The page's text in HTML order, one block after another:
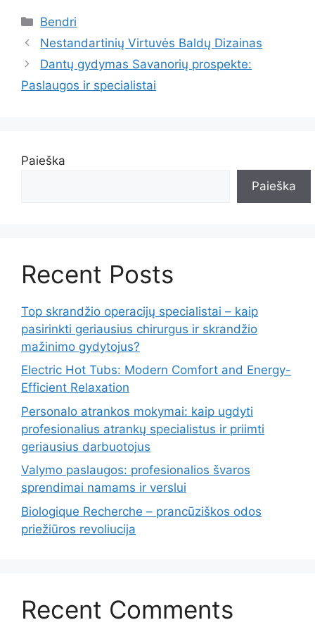
Kategorijos
Bendri
Nestandartinių Virtuvės Baldų Dizainas
Dantų gydymas Savanorių prospekte:
Paslaugos ir specialistai
Paieška
Paieška
Recent Posts
Top skrandžio operacijų specialistai – kaip
pasirinkti geriausius chirurgus ir skrandžio
mažinimo gydytojus?
Electric Hot Tubs: Modern Comfort and Energy-
Efficient Relaxation
Personalo atrankos mokymai: kaip ugdyti
profesionalius atrankų specialistus ir priimti
geriausius darbuotojus
Valymo paslaugos: profesionalios švaros
sprendimai namams ir verslui
Biologique Recherche – prancūziškos odos
priežiūros revoliucija
Recent Comments